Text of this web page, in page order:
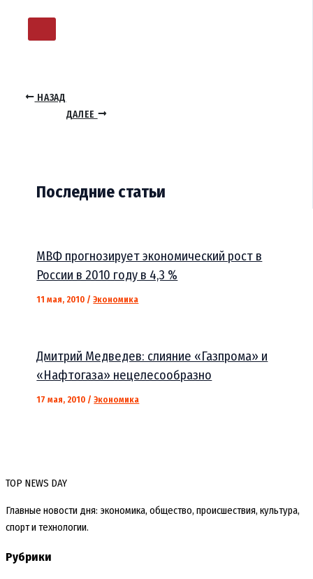
НАЗАД
ДАЛЕЕ
Последние статьи
МВФ прогнозирует экономический рост в
России в 2010 году в 4,3 %
11 мая, 2010 /Экономика
Дмитрий Медведев: слияние «Газпрома» и
«Нафтогаза» нецелесообразно
17 мая, 2010 /Экономика
TOP NEWS DAY
Главные новости дня: экономика, общество, происшествия, культура,
спорт и технологии.
Рубрики